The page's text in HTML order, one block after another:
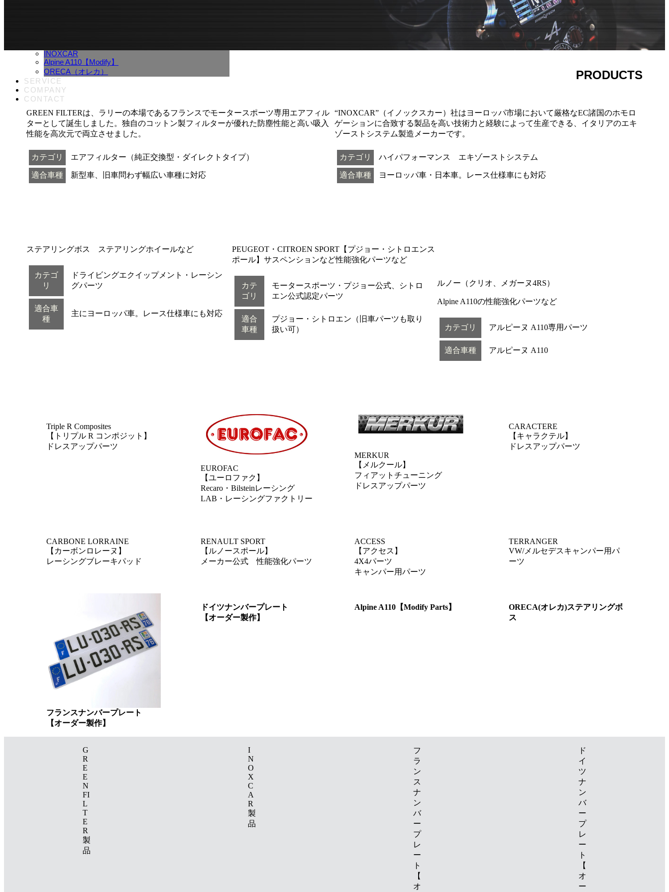
INOXCAR
Alpine A110【Modify】
ORECA（オレカ）
SERVICE
COMPANY
CONTACT
PRODUCTS
GREEN FILTERは、ラリーの本場であるフランスでモータースポーツ専用エアフィル
ターとして誕生しました。独自のコットン製フィルターが優れた防塵性能と高い吸入
性能を高次元で両立させました。
カテゴリ エアフィルター（純正交換型・ダイレクトタイプ）
適合車種 新型車、旧車問わず幅広い車種に対応
“INOXCAR”（イノックスカー）社はヨーロッパ市場において厳格なEC諸国のホモロ
ゲーションに合致する製品を高い技術力と経験によって生産できる、イタリアのエキ
ゾーストシステム製造メーカーです。
カテゴリ ハイパフォーマンス エキゾーストシステム
適合車種 ヨーロッパ車・日本車。レース仕様車にも対応
ステアリングボス ステアリングホイールなど
カテゴ
リ
ドライビングエクイップメント・レーシン
グパーツ
適合車
種
主にヨーロッパ車。レース仕様車にも対応
PEUGEOT・CITROEN SPORT【プジョー・シトロエンス
ポール】サスペンションなど性能強化パーツなど
カテ
ゴリ
モータースポーツ・プジョー公式、シトロ
エン公式認定パーツ
適合
車種
プジョー・シトロエン（旧車パーツも取り
扱い可）
ルノー（クリオ、メガーヌ4RS）
Alpine A110の性能強化パーツなど
カテゴリ アルピーヌ A110専用パーツ
適合車種 アルピーヌ A110
Triple R Composites
【トリプル R コンポジット】
ドレスアップパーツ
EUROFAC
【ユーロファク】
Recaro・Bilsteinレーシング
LAB・レーシングファクトリー
MERKUR
【メルクール】
フィアットチューニング
ドレスアップパーツ
CARACTERE
【キャラクテル】
ドレスアップパーツ
CARBONE LORRAINE
【カーボンロレーヌ】
レーシングブレーキパッド
RENAULT SPORT
【ルノースポール】
メーカー公式 性能強化パーツ
ACCESS
【アクセス】
4X4パーツ
キャンパー用パーツ
TERRANGER
VW/メルセデスキャンパー用パ
ーツ
フランスナンバープレート
【オーダー製作】
ドイツナンバープレート
【オーダー製作】
Alpine A110【Modify Parts】 ORECA(オレカ)ステアリングボ
ス
G
R
E
E
N
FI
L
T
E
R
製
品
I
N
O
X
C
A
R
製
品
フ
ラ
ン
ス
ナ
ン
バ
ー
プ
レ
ー
ト
【
オ
ド
イ
ツ
ナ
ン
バ
ー
プ
レ
ー
ト
【
オ
ー